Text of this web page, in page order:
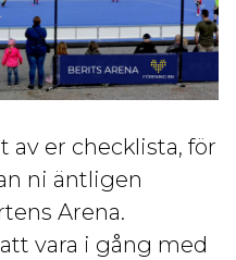
av er checklista, för
ni äntligen
Arena.
vara i gång med